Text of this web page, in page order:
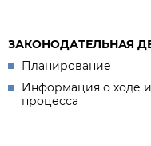
ЗАКОНОДАТЕЛЬНАЯ
Планирование
Информация о ходе и
процесса